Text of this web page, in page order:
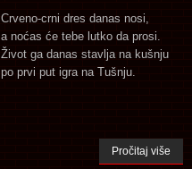
Crveno-crni dres danas nosi,
a noćas će tebe lutko da prosi.
Život ga danas stavlja na kušnju
po prvi put igra na Tušnju.
Pročitaj više